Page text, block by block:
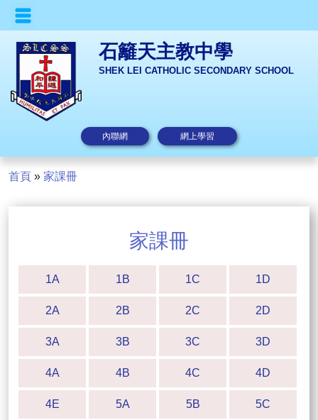
石籬天主教中學
SHEK LEI CATHOLIC SECONDARY SCHOOL
內聯網 網上學習
首頁 » 家課冊
家課冊
1A 1B 1C 1D
2A 2B 2C 2D
3A 3B 3C 3D
4A 4B 4C 4D
4E 5A 5B 5C